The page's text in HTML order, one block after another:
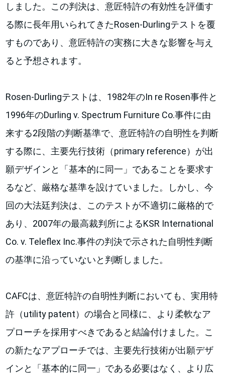
しました。この判決は、意匠特許の有効性を評価す
る際に長年用いられてきたRosen-Durlingテストを覆
すものであり、意匠特許の実務に大きな影響を与え
ると予想されます。
Rosen-Durlingテストは、1982年のIn re Rosen事件と
1996年のDurling v. Spectrum Furniture Co.事件に由
来する2段階の判断基準で、意匠特許の自明性を判断
する際に、主要先行技術（primary reference）が出
願デザインと「基本的に同一」であることを要求す
るなど、厳格な基準を設けていました。しかし、今
回の大法廷判決は、このテストが不適切に厳格的で
あり、2007年の最高裁判所によるKSR International
Co. v. Teleflex Inc.事件の判決で示された自明性判断
の基準に沿っていないと判断しました。
CAFCは、意匠特許の自明性判断においても、実用特
許（utility patent）の場合と同様に、より柔軟なア
プローチを採用すべきであると結論付けました。こ
の新たなアプローチでは、主要先行技術が出願デザ
インと「基本的に同一」である必要はなく、より広